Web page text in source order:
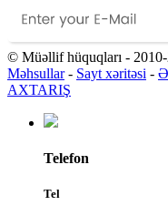
© Müəllif hüquqları -
Məhsullar- Sayt xəritəsi -
AXTARIŞ
Telefon
Tel